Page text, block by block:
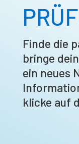
Finde die
bringe
ein neues
klicke auf